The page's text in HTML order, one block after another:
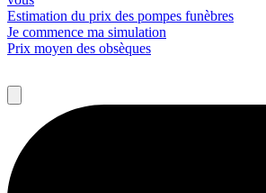
Estimation du prix des pompes funèbres
Je commence ma simulation
Prix moyen des obsèques